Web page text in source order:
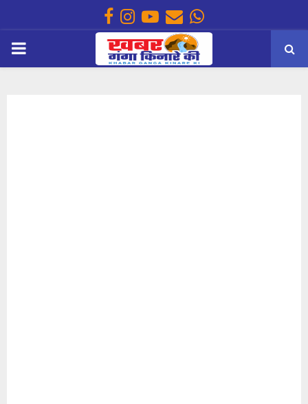
Facebook
Instagram
Youtube
EmailWhatsapp
PRIMARY